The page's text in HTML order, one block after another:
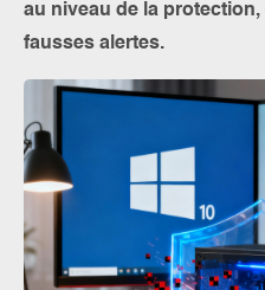
au niveau de la
fausses alertes.